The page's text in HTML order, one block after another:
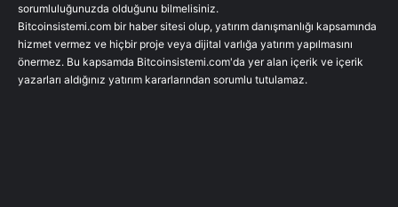
sorumluluğunuzda olduğunu bilmelisiniz.
Bitcoinsistemi.com bir haber sitesi olup, yatırım danışmanlığı kapsamında
hizmet vermez ve hiçbir proje veya dijital varlığa yatırım yapılmasını
önermez. Bu kapsamda Bitcoinsistemi.com'da yer alan içerik ve içerik
yazarları aldığınız yatırım kararlarından sorumlu tutulamaz.